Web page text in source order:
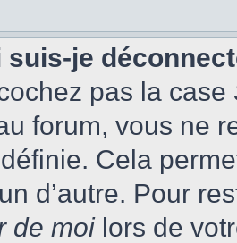
suis-je
pas la case
forum, vous ne
Cela
d’autre. Pour
de moilors de